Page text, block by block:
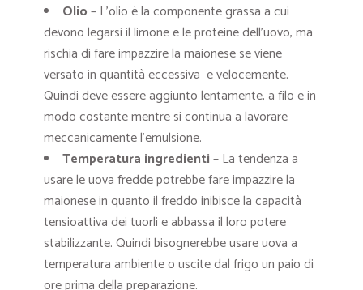
Olio– L’olio è la componente grassa a cui
devono legarsi il limone e le proteine dell’uovo, ma
rischia di fare impazzire la maionese se viene
versato in quantità eccessiva e velocemente.
Quindi deve essere aggiunto lentamente, a filo e in
modo costante mentre si continua a lavorare
meccanicamente l’emulsione.
Temperatura ingredienti– La tendenza a
usare le uova fredde potrebbe fare impazzire la
maionese in quanto il freddo inibisce la capacità
tensioattiva dei tuorli e abbassa il loro potere
stabilizzante. Quindi bisognerebbe usare uova a
temperatura ambiente o uscite dal frigo un paio di